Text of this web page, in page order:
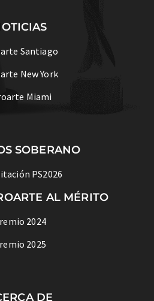
Santiago
New York
Miami
SOBERANO
PS2026
AL MÉRITO
2024
2025
DE